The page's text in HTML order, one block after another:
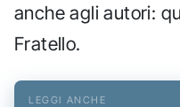
anche agli autori:
Fratello.